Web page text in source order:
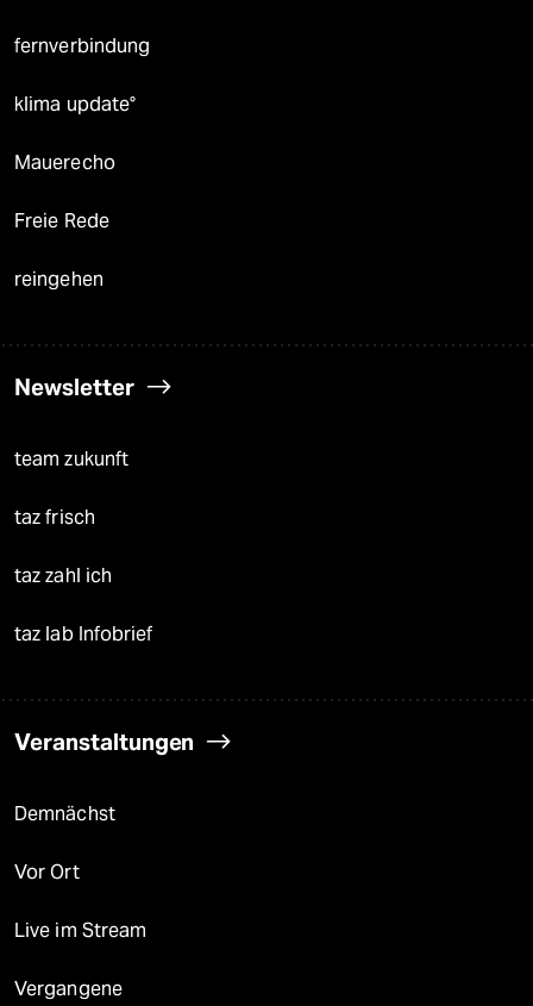
fernverbindung
klima update°
Mauerecho
Freie Rede
reingehen
Newsletter
team zukunft
taz frisch
taz zahl ich
taz lab Infobrief
Veranstaltungen
Demnächst
Vor Ort
Live im Stream
Vergangene